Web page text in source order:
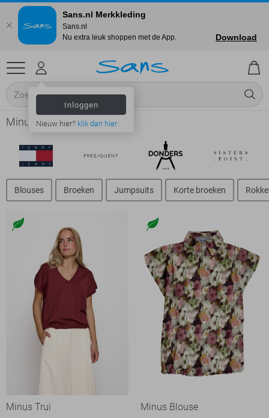
Inloggen
Nieuw hier? klik dan hier
Minus - Dames
Blouses Broeken Jumpsuits Korte broeken
Minus Trui
Minus Blouse
Sans.nl Merkkleding
Sans.nl
Nu extra leuk shoppen met de App.
Download